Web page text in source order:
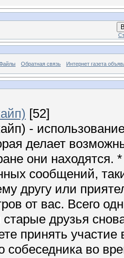
Обратная связь Интернет газета
[52]
-
делает
они находятся.
сообщений,
другу или
от вас. Всего
друзья
принять
собеседника во